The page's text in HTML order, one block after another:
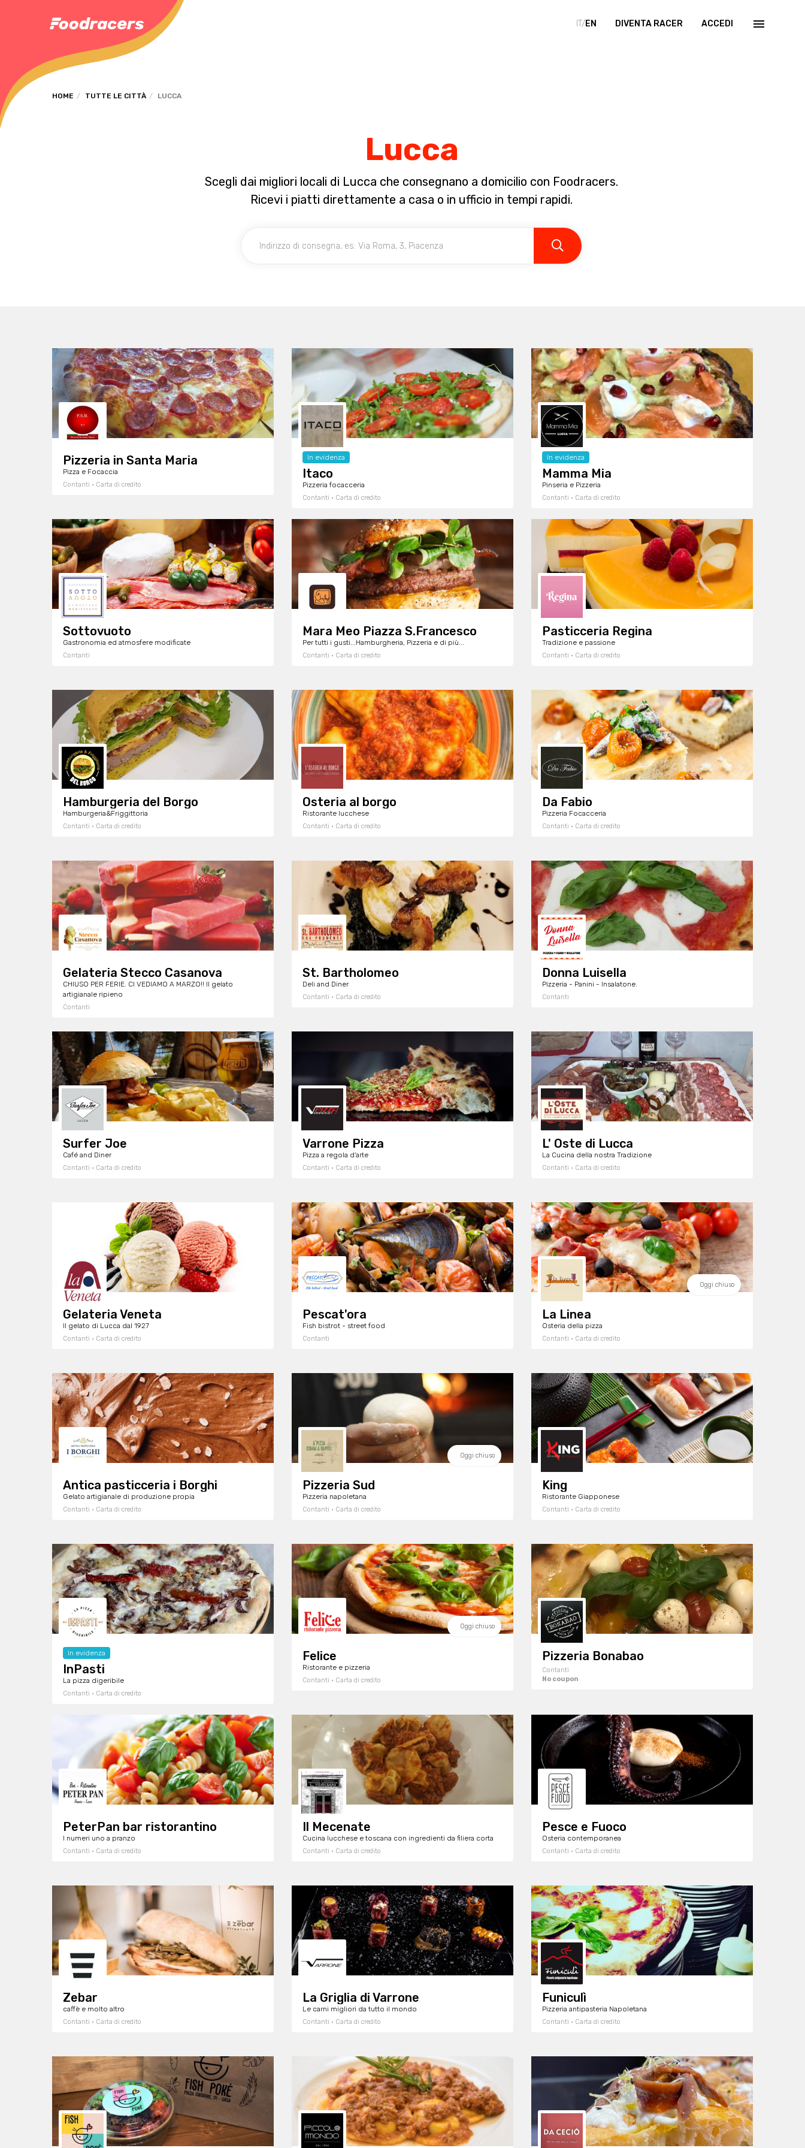
IT/EN DIVENTA RACER ACCEDI
HOME TUTTE LE CITTÀ LUCCA
Lucca
Scegli dai migliori locali di Lucca che consegnano a domicilio con Foodracers.
Ricevi i piatti direttamente a casa o in ufficio in tempi rapidi.
Pizzeria in Santa Maria
Pizza e Focaccia
Contanti · Carta di credito
In evidenza
Itaco
Pizzeria focacceria
Contanti · Carta di credito
In evidenza
Mamma Mia
Pinseria e Pizzeria
Contanti · Carta di credito
Sottovuoto
Gastronomia ed atmosfere modificate
Contanti
Mara Meo Piazza S.Francesco
Per tutti i gusti...Hamburgheria, Pizzeria e di più...
Contanti · Carta di credito
Pasticceria Regina
Tradizione e passione
Contanti · Carta di credito
Hamburgeria del Borgo
Hamburgeria&Friggittoria
Contanti · Carta di credito
Osteria al borgo
Ristorante lucchese
Contanti · Carta di credito
Da Fabio
Pizzeria Focacceria
Contanti · Carta di credito
Gelateria Stecco Casanova
CHIUSO PER FERIE. CI VEDIAMO A MARZO!! Il gelato
artigianale ripieno
Contanti
St. Bartholomeo
Deli and Diner
Contanti · Carta di credito
Donna Luisella
Pizzeria - Panini - Insalatone.
Contanti
Surfer Joe
Café and Diner
Contanti · Carta di credito
Varrone Pizza
Pizza a regola d'arte
Contanti · Carta di credito
L' Oste di Lucca
La Cucina della nostra Tradizione
Contanti · Carta di credito
Gelateria Veneta
Il gelato di Lucca dal 1927
Contanti · Carta di credito
Pescat'ora
Fish bistrot - street food
Contanti
Oggi chiuso
La Linea
Osteria della pizza
Contanti · Carta di credito
Antica pasticceria i Borghi
Gelato artigianale di produzione propia
Contanti · Carta di credito
Oggi chiuso
Pizzeria Sud
Pizzeria napoletana
Contanti · Carta di credito
King
Ristorante Giapponese
Contanti · Carta di credito
In evidenza
InPasti
La pizza digeribile
Contanti · Carta di credito
Oggi chiuso
Felice
Ristorante e pizzeria
Contanti · Carta di credito
Pizzeria Bonabao
Contanti
No coupon
PeterPan bar ristorantino
I numeri uno a pranzo
Contanti · Carta di credito
Il Mecenate
Cucina lucchese e toscana con ingredienti da filiera corta
Contanti · Carta di credito
Pesce e Fuoco
Osteria contemporanea
Contanti · Carta di credito
Zebar
caffè e molto altro
Contanti · Carta di credito
La Griglia di Varrone
Le carni migliori da tutto il mondo
Contanti · Carta di credito
Funiculì
Pizzeria antipasteria Napoletana
Contanti · Carta di credito